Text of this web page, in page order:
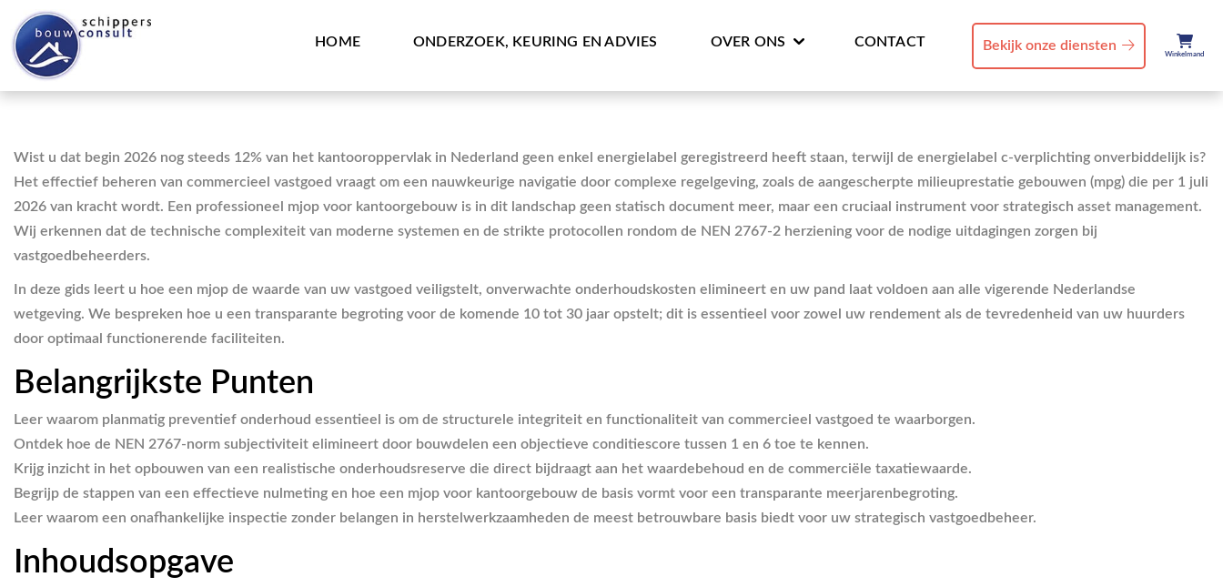
HOME ONDERZOEK, KEURING EN ADVIES OVER ONS CONTACT
Winkelmand
Bekijk onze diensten
Wist u dat begin 2026 nog steeds 12% van het kantooroppervlak in Nederland geen enkel energielabel geregistreerd heeft staan, terwijl de energielabel c-verplichting onverbiddelijk is?
Het effectief beheren van commercieel vastgoed vraagt om een nauwkeurige navigatie door complexe regelgeving, zoals de aangescherpte milieuprestatie gebouwen (mpg) die per 1 juli
2026 van kracht wordt. Een professioneel mjop voor kantoorgebouw is in dit landschap geen statisch document meer, maar een cruciaal instrument voor strategisch asset management.
Wij erkennen dat de technische complexiteit van moderne systemen en de strikte protocollen rondom de NEN 2767-2 herziening voor de nodige uitdagingen zorgen bij
vastgoedbeheerders.
In deze gids leert u hoe een mjop de waarde van uw vastgoed veiligstelt, onverwachte onderhoudskosten elimineert en uw pand laat voldoen aan alle vigerende Nederlandse
wetgeving. We bespreken hoe u een transparante begroting voor de komende 10 tot 30 jaar opstelt; dit is essentieel voor zowel uw rendement als de tevredenheid van uw huurders
door optimaal functionerende faciliteiten.
Belangrijkste Punten
Leer waarom planmatig preventief onderhoud essentieel is om de structurele integriteit en functionaliteit van commercieel vastgoed te waarborgen.
Ontdek hoe de NEN 2767-norm subjectiviteit elimineert door bouwdelen een objectieve conditiescore tussen 1 en 6 toe te kennen.
Krijg inzicht in het opbouwen van een realistische onderhoudsreserve die direct bijdraagt aan het waardebehoud en de commerciële taxatiewaarde.
Begrijp de stappen van een effectieve nulmeting en hoe een mjop voor kantoorgebouw de basis vormt voor een transparante meerjarenbegroting.
Leer waarom een onafhankelijke inspectie zonder belangen in herstelwerkzaamheden de meest betrouwbare basis biedt voor uw strategisch vastgoedbeheer.
Inhoudsopgave